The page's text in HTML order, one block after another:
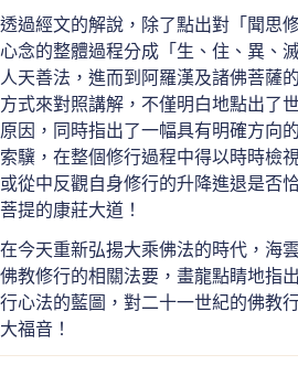
要
(海
雲
和
上
二
00
五
臺
北
禪
七
開
示)
數
量
透過經文的解說，除了點出對「聞思
心念的整體過程分成「生、住、異、
人天善法，進而到阿羅漢及諸佛菩薩
方式來對照講解，不僅明白地點出了
原因，同時指出了一幅具有明確方向
索驥，在整個修行過程中得以時時檢
或從中反觀自身修行的升降進退是否
菩提的康莊大道！
在今天重新弘揚大乘佛法的時代，海
佛教修行的相關法要，畫龍點睛地指
行心法的藍圖，對二十一世紀的佛教
大福音！